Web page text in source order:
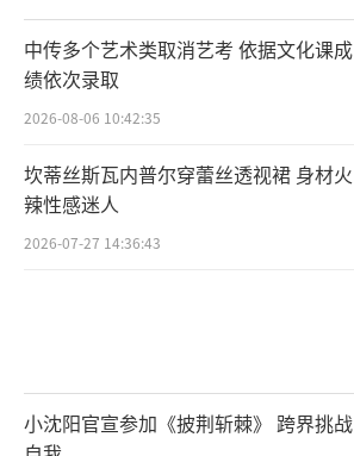
中传多个艺术类取消艺考 依据文化课成
绩依次录取
2026-08-06 10:42:35
坎蒂丝斯瓦内普尔穿蕾丝透视裙 身材火
辣性感迷人
2026-07-27 14:36:43
小沈阳官宣参加《披荆斩棘》 跨界挑战